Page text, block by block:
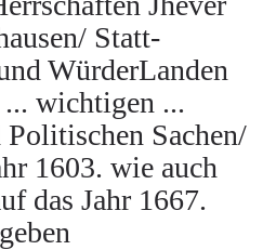
Statt-
WürderLanden
wichtigen ...
Sachen/
1603. wie auch
das Jahr 1667.